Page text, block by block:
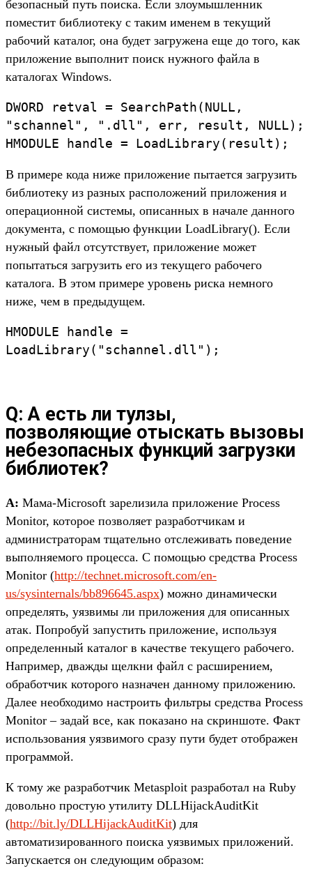
безопасный путь поиска. Если злоумышленник
поместит библиотеку с таким именем в текущий
рабочий каталог, она будет загружена еще до того, как
приложение выполнит поиск нужного файла в
каталогах Windows.
DWORD retval = SearchPath(NULL,
"schannel", ".dll", err, result, NULL);
HMODULE handle = LoadLibrary(result);
В примере кода ниже приложение пытается загрузить
библиотеку из разных расположений приложения и
операционной системы, описанных в начале данного
документа, с помощью функции LoadLibrary(). Если
нужный файл отсутствует, приложение может
попытаться загрузить его из текущего рабочего
каталога. В этом примере уровень риска немного
ниже, чем в предыдущем.
HMODULE handle =
LoadLibrary("schannel.dll");
Q: А есть ли тулзы,
позволяющие отыскать вызовы
небезопасных функций загрузки
библиотек?
A: Мама-Microsoft зарелизила приложение Process
Monitor, которое позволяет разработчикам и
администраторам тщательно отслеживать поведение
выполняемого процесса. С помощью средства Process
Monitor (http://technet.microsoft.com/en-
us/sysinternals/bb896645.aspx) можно динамически
определять, уязвимы ли приложения для описанных
атак. Попробуй запустить приложение, используя
определенный каталог в качестве текущего рабочего.
Например, дважды щелкни файл с расширением,
обработчик которого назначен данному приложению.
Далее необходимо настроить фильтры средства Process
Monitor – задай все, как показано на скриншоте. Факт
использования уязвимого сразу пути будет отображен
программой.
К тому же разработчик Metasploit разработал на Ruby
довольно простую утилиту DLLHijackAuditKit
(http://bit.ly/DLLHijackAuditKit) для
автоматизированного поиска уязвимых приложений.
Запускается он следующим образом: